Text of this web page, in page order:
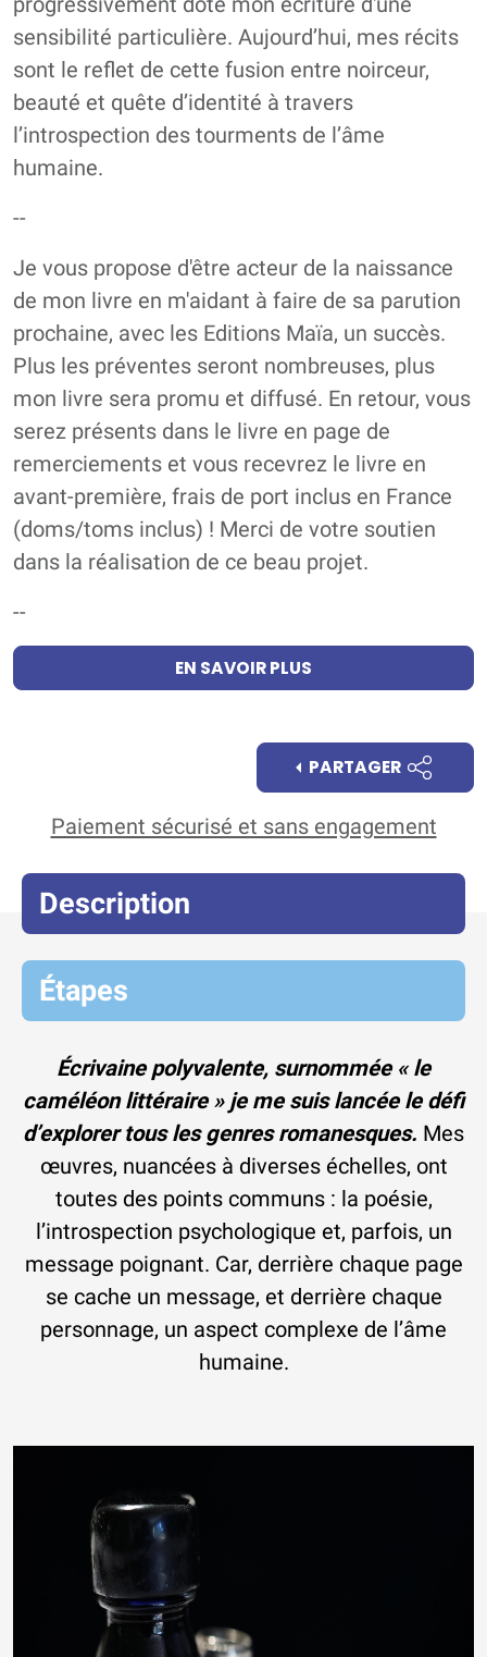
sensibilité particulière. Aujourd’hui, mes récits
sont le reflet de cette fusion entre noirceur,
beauté et quête d’identité à travers
l’introspection des tourments de l’âme
humaine.
--
Je vous propose d'être acteur de la naissance
de mon livre en m'aidant à faire de sa parution
prochaine, avec les Editions Maïa, un succès.
Plus les préventes seront nombreuses, plus
mon livre sera promu et diffusé. En retour, vous
serez présents dans le livre en page de
remerciements et vous recevrez le livre en
avant-première, frais de port inclus en France
(doms/toms inclus) ! Merci de votre soutien
dans la réalisation de ce beau projet.
--
EN SAVOIR PLUS
Paiement sécurisé et sans engagement
PARTAGER
Description
Étapes
Écrivaine polyvalente, surnommée « le
caméléon littéraire » je me suis lancée le défi
d’explorer tous les genres romanesques. Mes
œuvres, nuancées à diverses échelles, ont
toutes des points communs : la poésie,
l’introspection psychologique et, parfois, un
message poignant. Car, derrière chaque page
se cache un message, et derrière chaque
personnage, un aspect complexe de l’âme
humaine.